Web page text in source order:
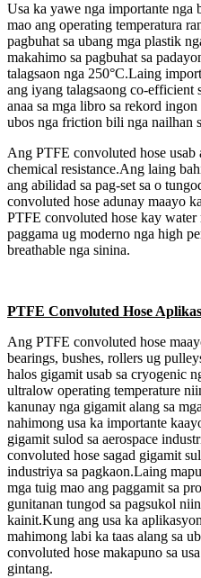
Usa ka yawe nga importante nga
mao ang operating temperatura
pagbuhat sa ubang mga plastik
makahimo sa pagbuhat sa
talagsaon nga 250°C.Laing
ang iyang talagsaong co-
anaa sa mga libro sa rekord
ubos nga friction bili nga nailhan
Ang PTFE convoluted hose
chemical resistance.Ang laing
ang abilidad sa pag-set sa o
convoluted hose adunay maayo
PTFE convoluted hose kay water
paggama ug moderno nga high
breathable nga sinina.
PTFE Convoluted Hose
Ang PTFE convoluted hose
bearings, bushes, rollers ug
halos gigamit usab sa cryogenic
ultralow operating temperature
kanunay nga gigamit alang sa
nahimong usa ka importante
gigamit sulod sa aerospace
convoluted hose sagad gigamit
industriya sa pagkaon.Laing
mga tuig mao ang paggamit sa
gunitanan tungod sa pagsukol
kainit.Kung ang usa ka
mahimong labi ka taas alang sa
convoluted hose makapuno sa
gintang.